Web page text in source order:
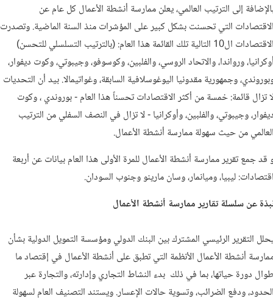
إلى الترتيب العالمي، يعلن ممارسة أنشطة الأعمال كل عام عن
التي تحسنت بشكل كبير على المؤشرات منذ السنة الماضية. وتصدرت
الاقتصادات ال10 التالية تلك القائمة هذا العام: (بالترتيب التسلسلي للتحسن)
ورواندا، والاتحاد الروسي، والفلبين، وكوسوفو، وجيبوتي، وكوت ديفوار،
وجمهورية مقدونيا اليوغوسلافية السابقة، وغواتيمالا. بيد أن التحديات
تزال قائمة: خمسة من أكثر الاقتصادات تحسناً هذا العام - بوروندي ، وكوت
وجيبوتي، والفلبين، وأوكرانيا - لا تزال في النصف السفلي من الترتيب
من حيث سهولة ممارسة أنشطة الأعمال.
قد جمع تقرير ممارسة أنشطة الأعمال للمرة الأولى هذا العام بيانات عن أربعة
ليبيا، وميانمار، وسان مارينو وجنوب السودان.
عن سلسلة تقارير ممارسة أنشطة الأعمال
التقرير الرئيسي المشترك بين البنك الدولي ومؤسسة التمويل الدولية بشأن
أنشطة الأعمال الأنظمة التي تطبق على أنشطة الأعمال في إقتصاد ما
دورة حياتها، بما في ذلك بدء النشاط التجاري وإدارته، والتجارة عبر
ودفع الضرائب، وتسوية حالات الإعسار. ويستند التصنيف العام لسهولة